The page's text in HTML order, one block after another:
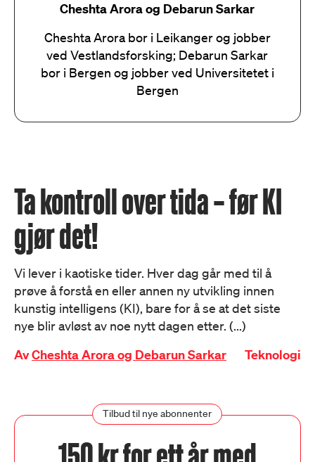
Cheshta Arora og Debarun Sarkar
Cheshta Arora bor i Leikanger og jobber
ved Vestlandsforsking; Debarun Sarkar
bor i Bergen og jobber ved Universitetet i
Bergen
Ta kontroll over tida – før KI
gjør det!
Vi lever i kaotiske tider. Hver dag går med til å
prøve å forstå en eller annen ny utvikling innen
kunstig intelligens (KI), bare for å se at det siste
nye blir avløst av noe nytt dagen etter. (...)
AvCheshta Arora og Debarun Sarkar Teknologi
Tilbud til nye abonnenter